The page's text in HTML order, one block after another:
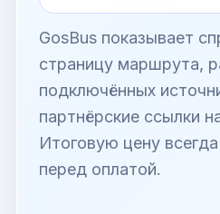
GosBus показывает
страницу маршрута,
подключённых
партнёрские ссылки
Итоговую цену
перед оплатой.